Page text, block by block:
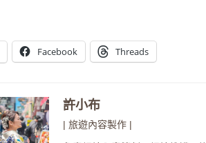
Facebook Threads
許小布
| 旅遊內容製作 |